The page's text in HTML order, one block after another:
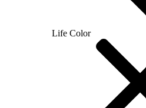
Life Color